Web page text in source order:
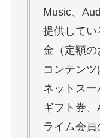
Music、
提供して
金（定額
コンテン
ネットス
ギフト券
ライム会